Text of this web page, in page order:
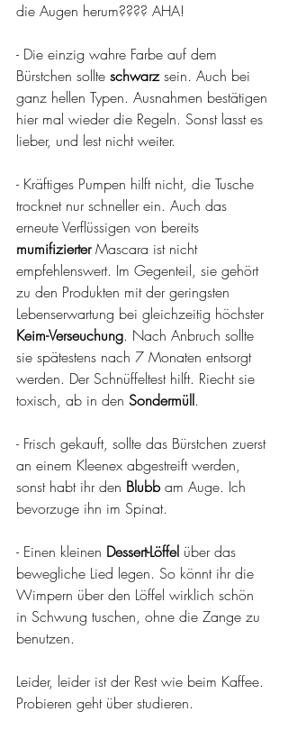
die Augen herum???? AHA!
- Die einzig wahre Farbe auf dem
Bürstchen sollte schwarz sein. Auch bei
ganz hellen Typen. Ausnahmen bestätigen
hier mal wieder die Regeln. Sonst lasst es
lieber, und lest nicht weiter.
- Kräftiges Pumpen hilft nicht, die Tusche
trocknet nur schneller ein. Auch das
erneute Verflüssigen von bereits
mumifizierter Mascara ist nicht
empfehlenswert. Im Gegenteil, sie gehört
zu den Produkten mit der geringsten
Lebenserwartung bei gleichzeitig höchster
Keim-Verseuchung. Nach Anbruch sollte
sie spätestens nach 7 Monaten entsorgt
werden. Der Schnüffeltest hilft. Riecht sie
toxisch, ab in den Sondermüll.
- Frisch gekauft, sollte das Bürstchen zuerst
an einem Kleenex abgestreift werden,
sonst habt ihr den Blubb am Auge. Ich
bevorzuge ihn im Spinat.
- Einen kleinen Dessert-Löffel über das
bewegliche Lied legen. So könnt ihr die
Wimpern über den Löffel wirklich schön
in Schwung tuschen, ohne die Zange zu
benutzen.
Leider, leider ist der Rest wie beim Kaffee.
Probieren geht über studieren.